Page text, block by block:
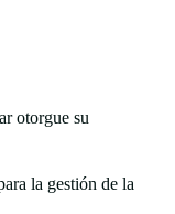
otorgue su
la gestión de la